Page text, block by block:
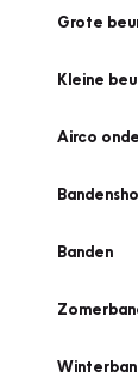
Grote
Kleine
Airco
Banden